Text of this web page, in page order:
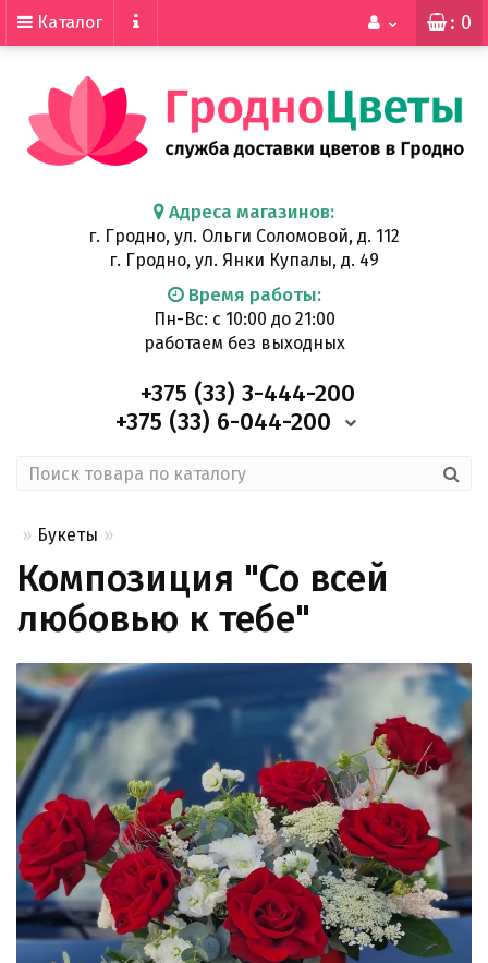
: 0
Каталог
Адреса магазинов:
г. Гродно, ул. Ольги Соломовой, д. 112
г. Гродно, ул. Янки Купалы, д. 49
Время работы:
Пн-Вс: с 10:00 до 21:00
работаем без выходных
+375 (33) 3-444-200
+375 (33) 6-044-200
Букеты
Композиция "Со всей
любовью к тебе"